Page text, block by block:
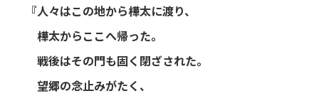
『人々はこの地から樺太に渡り、
樺太からここへ帰った。
戦後はその門も固く閉ざされた。
望郷の念止みがたく、